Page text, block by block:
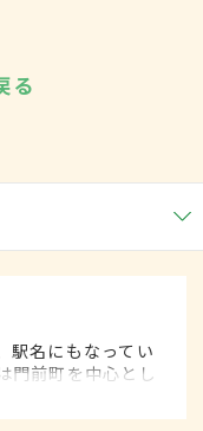
る
駅名にもなってい
門前町を中心とし
店街や多くのクリ
園も。